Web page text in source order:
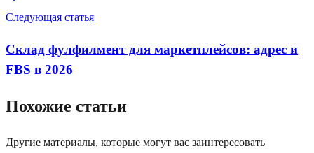
Следующая статья
Склад фулфилмент для маркетплейсов: адрес и
FBS в 2026
Похожие статьи
Другие материалы, которые могут вас заинтересовать